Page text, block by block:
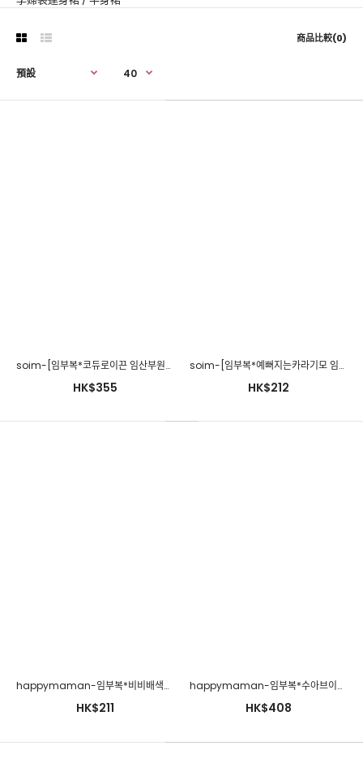
商品比較(0)
soim-[임부복*코듀로이끈 임산부원피스]♡韓國孕婦裝連身裙
HK$355
soim-[임부복*예뻐지는카라기모 임산부원피스]♡韓國孕婦裝連身裙
HK$212
happymaman-임부복*비비배색원피스♡韓國孕婦裝連身裙
HK$211
happymaman-임부복*수아브이원피스♡韓國孕婦裝連身裙
HK$408